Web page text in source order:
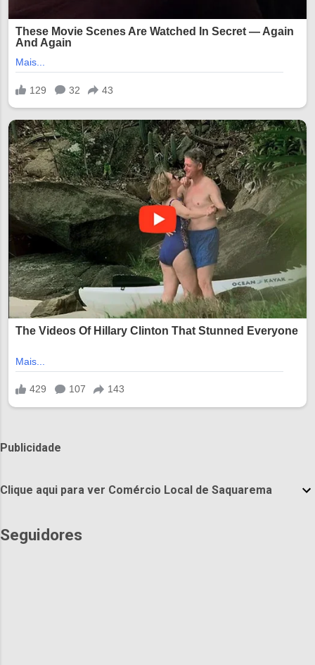
Publicidade
Clique aqui para ver Comércio Local de Saquarema
Seguidores